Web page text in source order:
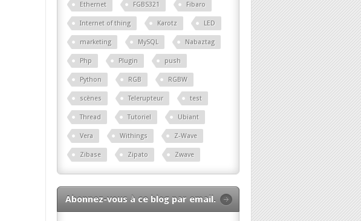
Ethernet FGBS321 Fibaro
Internet of thing Karotz LED
marketing MySQL Nabaztag
Php Plugin push
Python RGB RGBW
scènes Telerupteur test
Thread Tutoriel Ubiant
Vera Withings Z-Wave
Zibase Zipato Zwave
Abonnez-vous à ce blog par email.